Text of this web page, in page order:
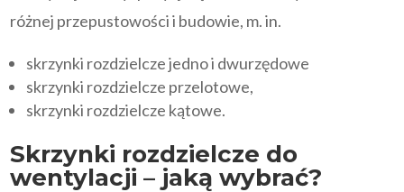
różnej przepustowości i budowie, m. in.
skrzynki rozdzielcze jedno i dwurzędowe
skrzynki rozdzielcze przelotowe,
skrzynki rozdzielcze kątowe.
Skrzynki rozdzielcze do
wentylacji – jaką wybrać?